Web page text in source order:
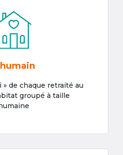
» de chaque retraité au
groupé à taille